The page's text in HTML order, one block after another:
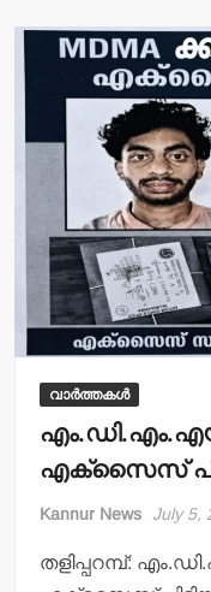
A
p
p
b
o
o
k
വാർത്തകൾ
എക്‌സൈസ്
Kannur News July 5,
തളിപ്പറമ്പ്: